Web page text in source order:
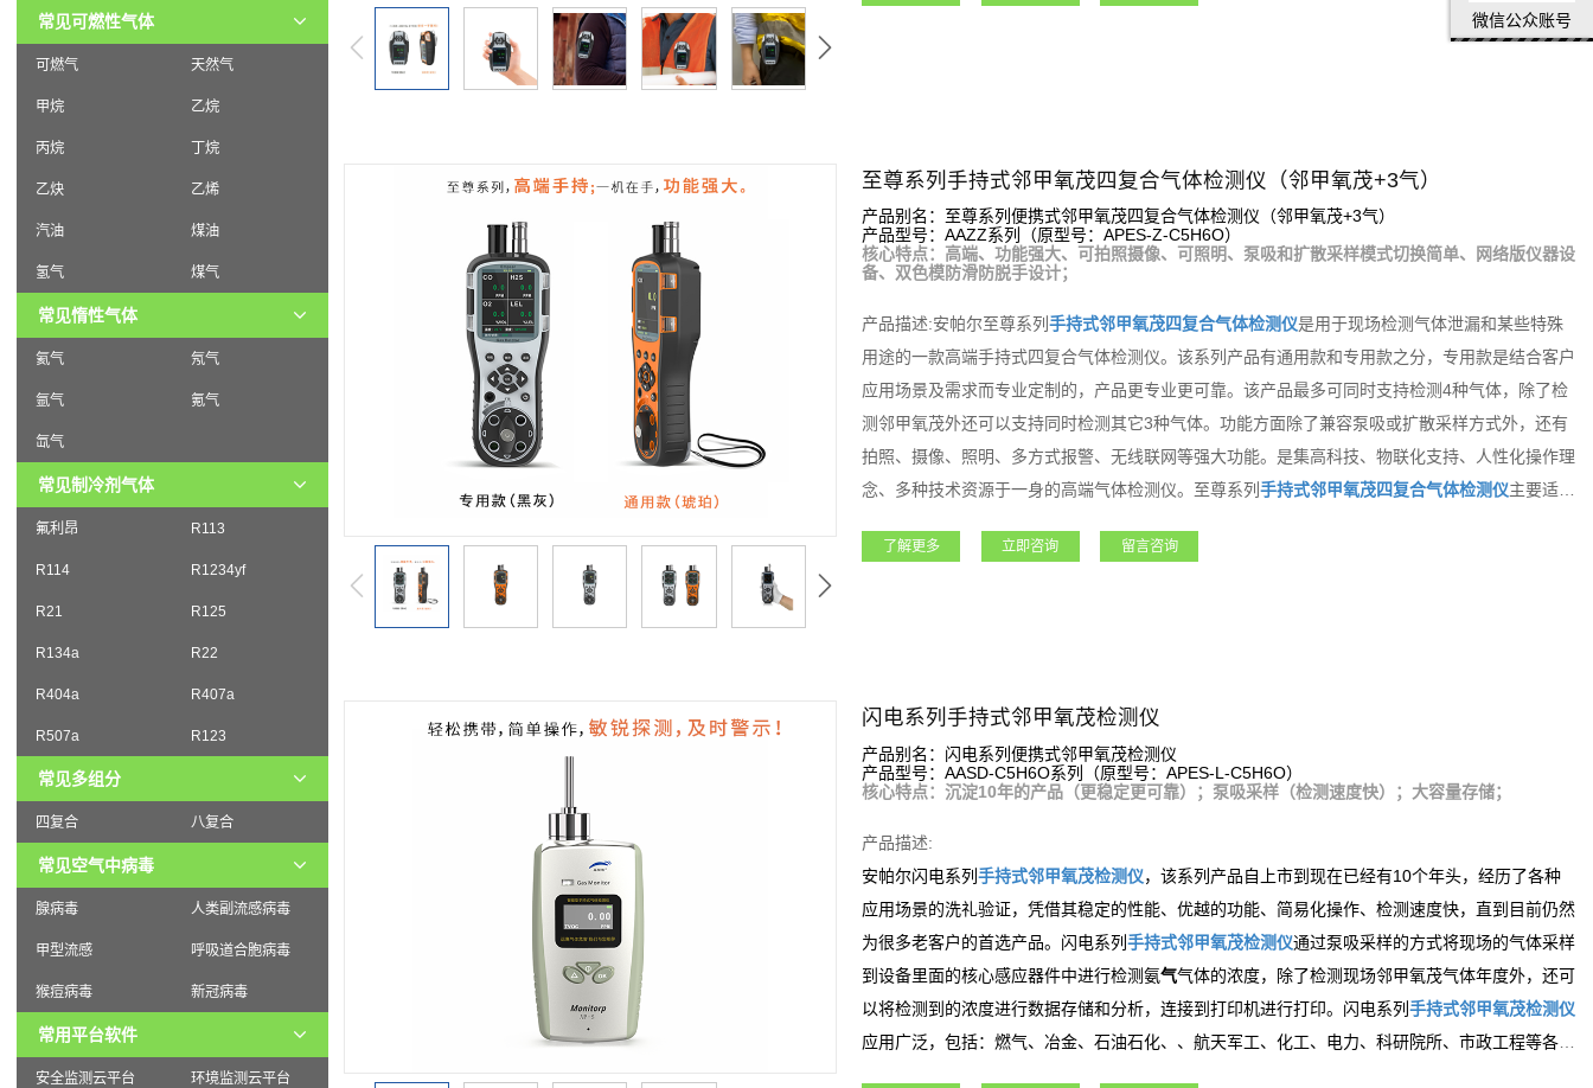
常见可燃性气体
可燃气 天然气
甲烷 乙烷
丙烷 丁烷
乙炔 乙烯
汽油 煤油
氢气 煤气
常见惰性气体
氦气 氖气
氩气 氪气
氙气
常见制冷剂气体
氟利昂 R113
R114 R1234yf
R21 R125
R134a R22
R404a R407a
R507a R123
常见多组分
四复合 八复合
常见空气中病毒
腺病毒 人类副流感病毒
甲型流感 呼吸道合胞病毒
猴痘病毒 新冠病毒
常用平台软件
安全监测云平台 环境监测云平台
至尊系列手持式邻甲氧茂四复合气体检测仪（邻甲氧茂+3气）
产品别名：至尊系列便携式邻甲氧茂四复合气体检测仪（邻甲氧茂+3气）
产品型号：AAZZ系列（原型号：APES-Z-C5H6O）
核心特点：高端、功能强大、可拍照摄像、可照明、泵吸和扩散采样模式切换简单、网络版仪器设
备、双色模防滑防脱手设计；
产品描述:安帕尔至尊系列 手持式邻甲氧茂四复合气体检测仪是用于现场检测气体泄漏和某些特殊
用途的一款高端手持式四复合气体检测仪。该系列产品有通用款和专用款之分，专用款是结合客户
应用场景及需求而专业定制的，产品更专业更可靠。该产品最多可同时支持检测4种气体，除了检
测邻甲氧茂外还可以支持同时检测其它3种气体。功能方面除了兼容泵吸或扩散采样方式外，还有
拍照、摄像、照明、多方式报警、无线联网等强大功能。是集高科技、物联化支持、人性化操作理
念、多种技术资源于一身的高端气体检测仪。至尊系列 手持式邻甲氧茂四复合气体检测仪主要适用
凭借其超强的功能和性能获得广大用户朋友高度的认可和赞誉！
了解更多 立即咨询 留言咨询
闪电系列手持式邻甲氧茂检测仪
产品别名：闪电系列便携式邻甲氧茂检测仪
产品型号：AASD-C5H6O系列（原型号：APES-L-C5H6O）
核心特点：沉淀10年的产品（更稳定更可靠）；泵吸采样（检测速度快）；大容量存储；
产品描述:
安帕尔闪电系列手持式邻甲氧茂检测仪，该系列产品自上市到现在已经有10个年头，经历了各种
应用场景的洗礼验证，凭借其稳定的性能、优越的功能、简易化操作、检测速度快，直到目前仍然
为很多老客户的首选产品。闪电系列手持式邻甲氧茂检测仪通过泵吸采样的方式将现场的气体采样
到设备里面的核心感应器件中进行检测氨气气体的浓度，除了检测现场邻甲氧茂气体年度外，还可
以将检测到的浓度进行数据存储和分析，连接到打印机进行打印。闪电系列手持式邻甲氧茂检测仪
应用广泛，包括：燃气、冶金、石油石化、、航天军工、化工、电力、科研院所、市政工程等各行
微信公众账号